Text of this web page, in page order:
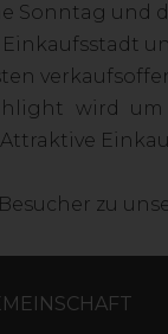
Sonntag und
wird um
zu